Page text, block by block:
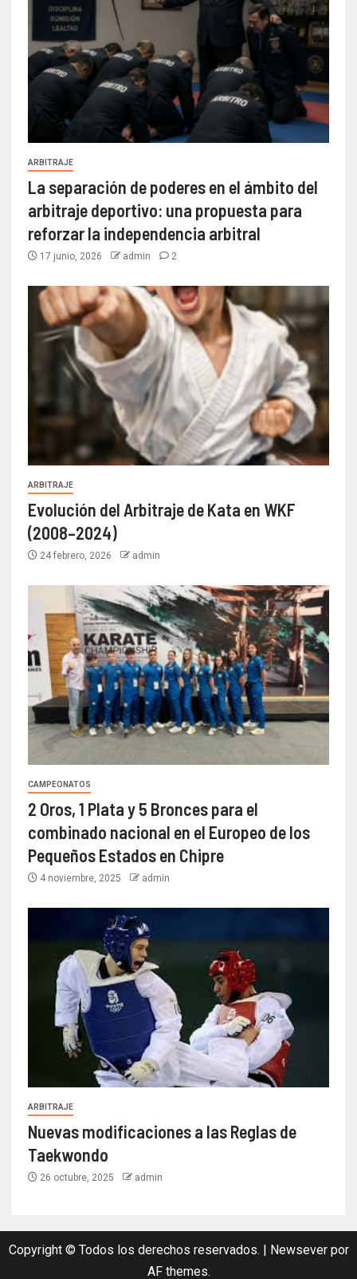
ARBITRAJE
La separación de poderes en el ámbito del
arbitraje deportivo: una propuesta para
reforzar la independencia arbitral
17 junio, 2026 admin 2
ARBITRAJE
Evolución del Arbitraje de Kata en WKF
(2008–2024)
24 febrero, 2026 admin
CAMPEONATOS
2 Oros, 1 Plata y 5 Bronces para el
combinado nacional en el Europeo de los
Pequeños Estados en Chipre
4 noviembre, 2025 admin
ARBITRAJE
Nuevas modificaciones a las Reglas de
Taekwondo
26 octubre, 2025 admin
Copyright © Todos los derechos reservados. | Newseverpor
AF themes.